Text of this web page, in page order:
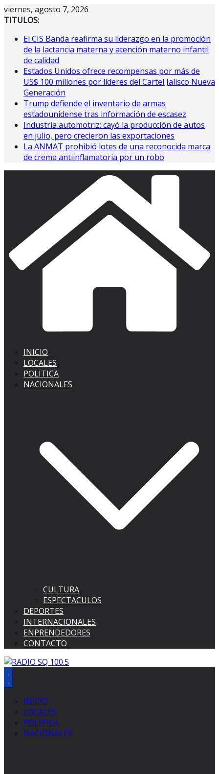
Saltar
al
viernes, agosto 7, 2026
TITULOS:
El CIS Banda reafirma su liderazgo en la promoción
de la lactancia materna y atención materno infantil
de calidad
Estados Unidos ofrece recompensas por más de
US$ 100 millones por líderes del Cartel Jalisco Nueva
Generación
Trump defiende el inventario de armas
estadounidense tras información de escasez
Industria automotriz: cayó la producción de autos
en julio, pero crecieron las exportaciones
La ANMAT prohibió lotes de una reconocida marca
de crema antiinflamatoria por un robo
INICIO
LOCALES
POLITICA
NACIONALES
CULTURA
ESPECTACULOS
DEPORTES
INTERNACIONALES
ENPRENDEDORES
CONTACTO
INICIO
LOCALES
POLITICA
NACIONALES